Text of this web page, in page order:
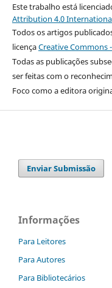
Este trabalho está
Attribution 4.0
Todos os artigos
licençaCreative Commons
Todas as publicações
ser feitas com o
Foco como a editora
Enviar Submissão
Informações
Para Leitores
Para Autores
Para Bibliotecários